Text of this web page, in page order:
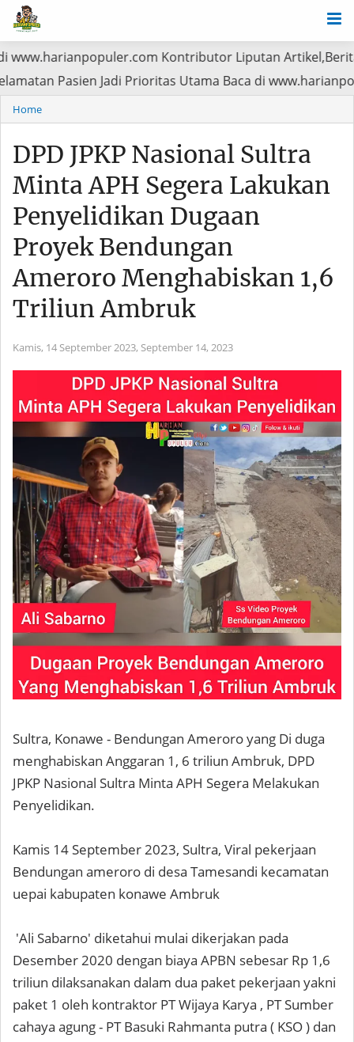
Kontributor Liputan Artikel,Berita,Video
Keselamatan Pasien Jadi Prioritas Utama Baca di
Home
DPD JPKP Nasional Sultra
Minta APH Segera Lakukan
Penyelidikan Dugaan
Proyek Bendungan
Ameroro Menghabiskan 1,6
Triliun Ambruk
Kamis, 14 September 2023, September 14, 2023
Sultra, Konawe - Bendungan Ameroro yang Di duga
menghabiskan Anggaran 1, 6 triliun Ambruk, DPD
JPKP Nasional Sultra Minta APH Segera Melakukan
Penyelidikan.
Kamis 14 September 2023, Sultra, Viral pekerjaan
Bendungan ameroro di desa Tamesandi kecamatan
uepai kabupaten konawe Ambruk
'Ali Sabarno' diketahui mulai dikerjakan pada
Desember 2020 dengan biaya APBN sebesar Rp 1,6
triliun dilaksanakan dalam dua paket pekerjaan yakni
paket 1 oleh kontraktor PT Wijaya Karya , PT Sumber
cahaya agung - PT Basuki Rahmanta putra ( KSO ) dan